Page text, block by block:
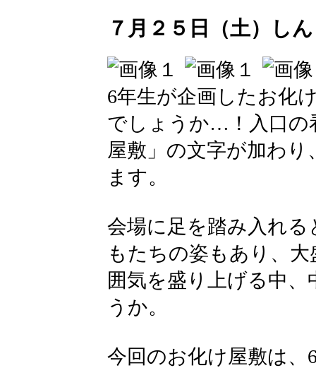
７月２５日（土）し
6年生が企画したお化
でしょうか…！入口の
屋敷」の文字が加わ
ます。
会場に足を踏み入れ
もたちの姿もあり、
囲気を盛り上げる中
うか。
今回のお化け屋敷は、